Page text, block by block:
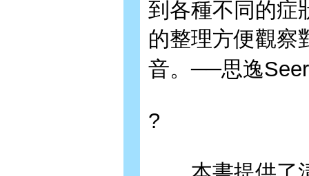
到各種不同的症
的整理方便觀察
音。──思逸
?